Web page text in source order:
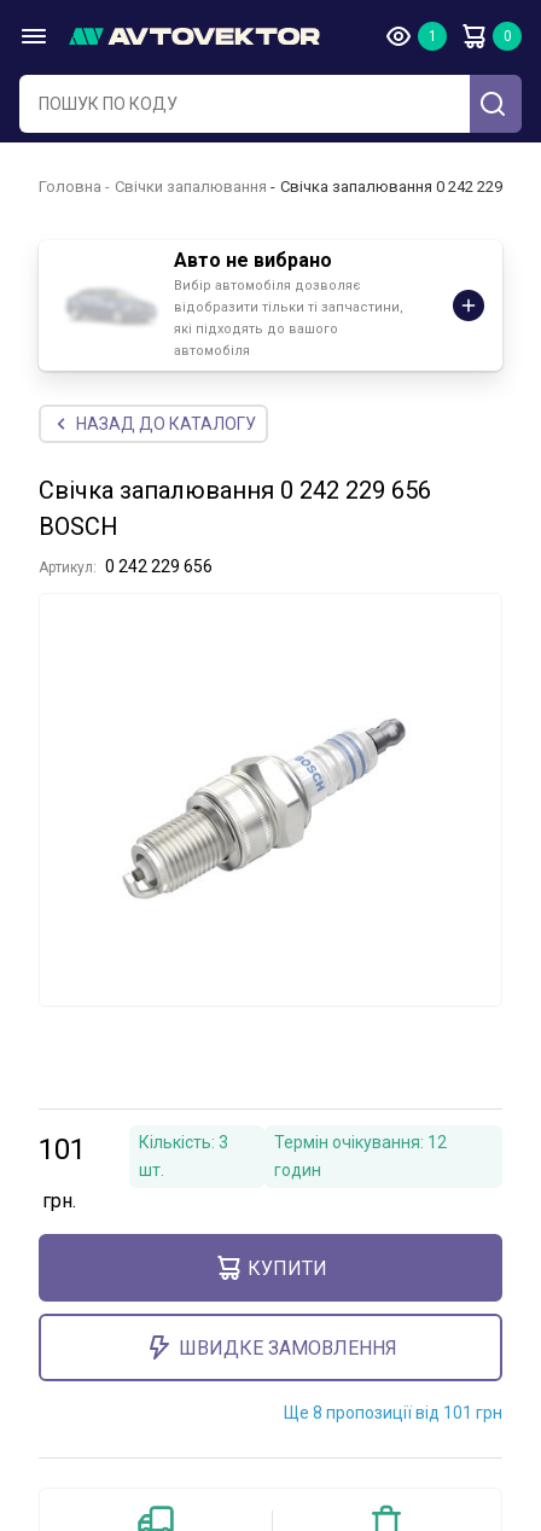
Головна Свічки запалювання Свічка запалювання 0 242 229 656
Авто не вибрано
Вибір автомобіля дозволяє
відобразити тільки ті запчастини,
які підходять до вашого
автомобіля
НАЗАД ДО КАТАЛОГУ
Свічка запалювання 0 242 229 656
BOSCH
Артикул: 0 242 229 656
101 Кількість: 3
шт.
Термін очікування: 12
годин
КУПИТИ
ШВИДКЕ ЗАМОВЛЕННЯ
Ще 8 пропозиції від 101 грн